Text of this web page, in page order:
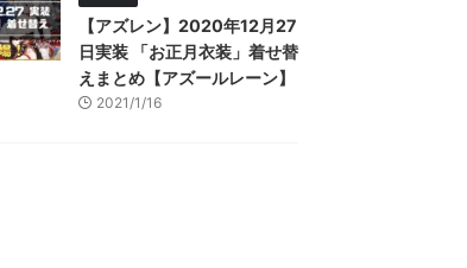
【アズレン】2020年12月27
日実装 「お正月衣装」着せ替
えまとめ【アズールレーン】
2021/1/16